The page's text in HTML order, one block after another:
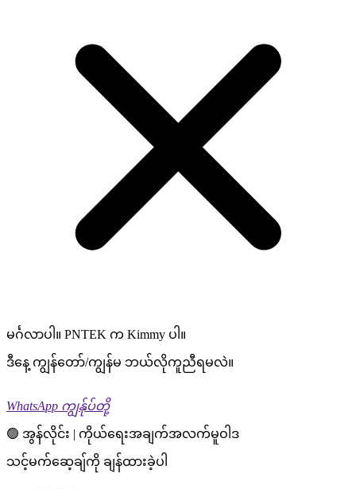
မင်္ဂလာပါ။ PNTEK က Kimmy ပါ။
ဒီနေ့ ကျွန်တော်/ကျွန်မ ဘယ်လိုကူညီရမလဲ။
WhatsApp ကျွန်ုပ်တို့
🟢 အွန်လိုင်း | ကိုယ်ရေးအချက်အလက်မူဝါဒ
သင့်မက်ဆေ့ချ်ကို ချန်ထားခဲ့ပါ